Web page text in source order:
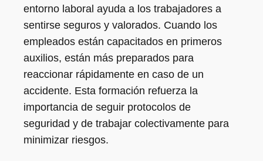
entorno laboral ayuda a los trabajadores a
sentirse seguros y valorados. Cuando los
empleados están capacitados en primeros
auxilios, están más preparados para
reaccionar rápidamente en caso de un
accidente. Esta formación refuerza la
importancia de seguir protocolos de
seguridad y de trabajar colectivamente para
minimizar riesgos.